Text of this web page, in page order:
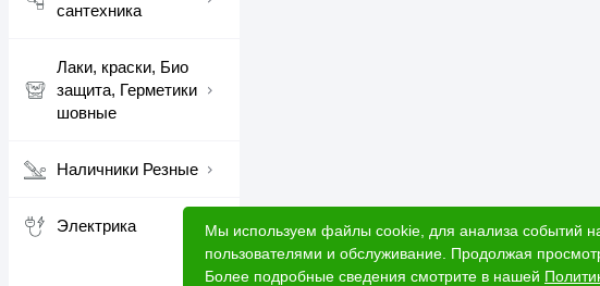
сантехника
Лаки, краски, Био
защита, Герметики
шовные
Наличники Резные
Электрика
Мы используем файлы cookie, для анализа событий
пользователями и обслуживание. Продолжая
Более подробные сведения смотрите в нашей